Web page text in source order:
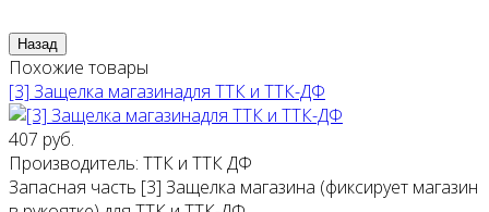
Похожие товары
[3] Защелка магазинадля ТТК и ТТК-ДФ
407 руб.
Производитель: ТТК и ТТК ДФ
Запасная часть [3] Защелка магазина (фиксирует магазин